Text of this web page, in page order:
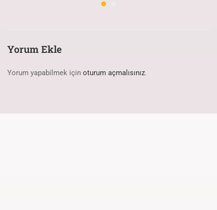
Yorum Ekle
Yorum yapabilmek için oturum açmalısınız.